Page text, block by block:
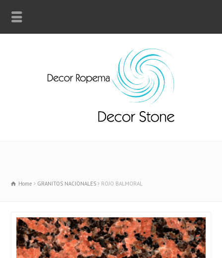
Home GRANITOS NACIONALES ROJO BALMORAL